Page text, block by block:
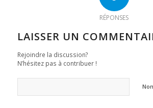
RÉPONSES
LAISSER UN
Rejoindre la discussion?
N’hésitez pas à contribuer !